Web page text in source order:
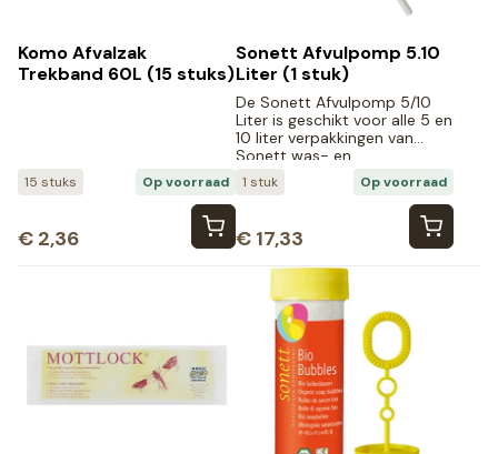
Komo Afvalzak
Trekband 60L (15 stuks)
15 stuks Op voorraad
€ 2,36
Sonett Afvulpomp 5.10
Liter (1 stuk)
De Sonett Afvulpomp 5/10
Liter is geschikt voor alle 5 en
10 liter verpakkingen van
Sonett was- en
schoonmaakmiddelen.
1 stuk Op voorraad
€ 17,33